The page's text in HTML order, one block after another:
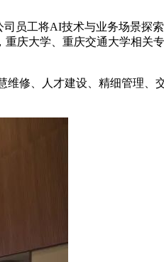
员工将AI技术与业务场景探
庆大学、重庆交通大学相关
维修、人才建设、精细管理、